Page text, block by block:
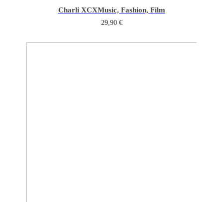
Charli XCXMusic, Fashion, Film
29,90 €